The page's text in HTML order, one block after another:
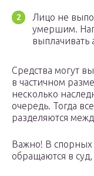
Лицо не
умершим.
выплачивать
Средства могут
в частичном
несколько
очередь. Тогда
разделяются
Важно! В спорных
обращаются в